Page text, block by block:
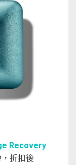
Recovery
折扣後